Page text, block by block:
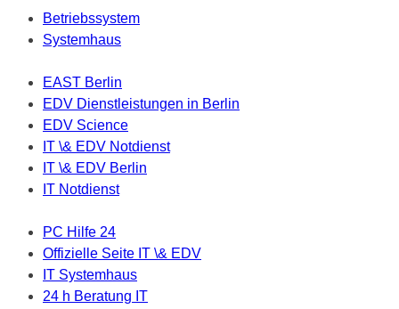
Betriebssystem
Systemhaus
EAST Berlin
EDV Dienstleistungen in Berlin
EDV Science
IT \& EDV Notdienst
IT \& EDV Berlin
IT Notdienst
PC Hilfe 24
Offizielle Seite IT \& EDV
IT Systemhaus
24 h Beratung IT